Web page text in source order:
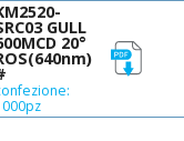
GULL
20°